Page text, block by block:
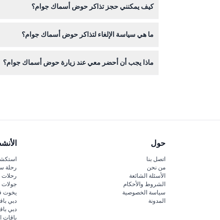
كيف يمكنني حجز تذاكر حوض أسماك جوام؟
ما هي سياسة الإلغاء لتذاكر حوض أسماك جوام؟
ماذا يجب أن أحضر معي عند زيارة حوض أسماك جوام؟
حول
اتصل بنا
من نحن
الأسئلة الشائعة
الشروط والأحكام
سياسة الخصوصية
المدونة
رحلة
رحلات
جولات
يخوت
دبي
دبي
باقات